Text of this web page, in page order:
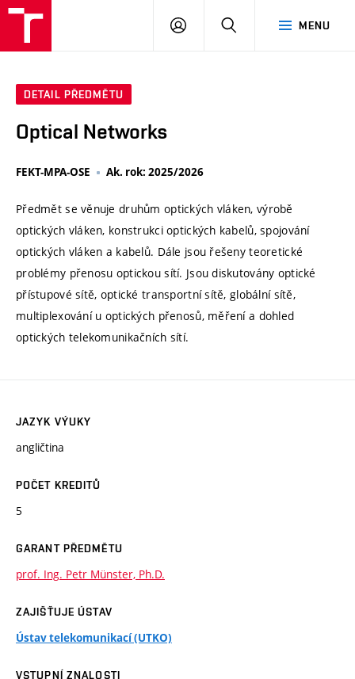
MENU
PŘIHLÁSIT
DETAIL PŘEDMĚTU
Optical Networks
FEKT-MPA-OSE Ak. rok: 2025/2026
Předmět se věnuje druhům optických vláken, výrobě
optických vláken, konstrukci optických kabelů, spojování
optických vláken a kabelů. Dále jsou řešeny teoretické
problémy přenosu optickou sítí. Jsou diskutovány optické
přístupové sítě, optické transportní sítě, globální sítě,
multiplexování u optických přenosů, měření a dohled
optických telekomunikačních sítí.
JAZYK VÝUKY
angličtina
POČET KREDITŮ
5
GARANT PŘEDMĚTU
prof. Ing. Petr Münster, Ph.D.
ZAJIŠŤUJE ÚSTAV
Ústav telekomunikací (UTKO)
VSTUPNÍ ZNALOSTI